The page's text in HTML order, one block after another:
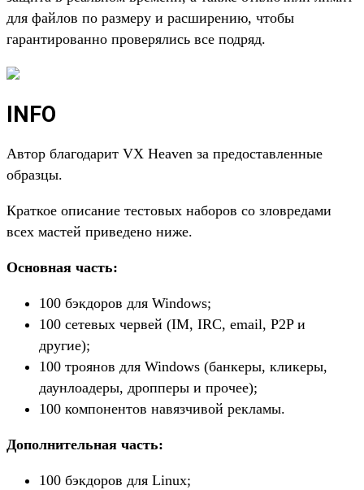
для файлов по размеру и расширению, чтобы
гарантированно проверялись все подряд.
INFO
Автор благодарит VX Heaven за предоставленные
образцы.
Краткое описание тестовых наборов со зловредами
всех мастей приведено ниже.
Основная часть:
100 бэкдоров для Windows;
100 сетевых червей (IM, IRC, email, P2P и
другие);
100 троянов для Windows (банкеры, кликеры,
даунлоадеры, дропперы и прочее);
100 компонентов навязчивой рекламы.
Дополнительная часть:
100 бэкдоров для Linux;